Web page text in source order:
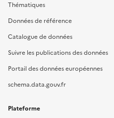
Thématiques
Données de référence
Catalogue de données
Suivre les publications des données
Portail des données européennes
schema.data.gouv.fr
Plateforme